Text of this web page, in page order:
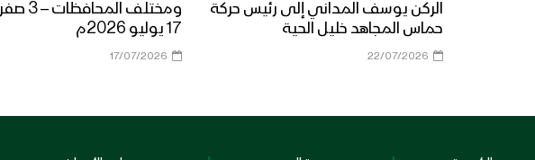
الركن يوسف المداني إلى رئيس حركة
حماس المجاهد خليل الحية
22/07/2026
17 يوليو 2026م
17/07/2026